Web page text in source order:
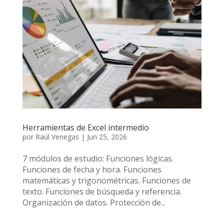
Herramientas de Excel intermedio
por Raúl Venegas | Jun 25, 2026
7 módulos de estudio: Funciones lógicas.
Funciones de fecha y hora. Funciones
matemáticas y trigonométricas. Funciones de
texto. Funciones de búsqueda y referencia.
Organización de datos. Protección de...